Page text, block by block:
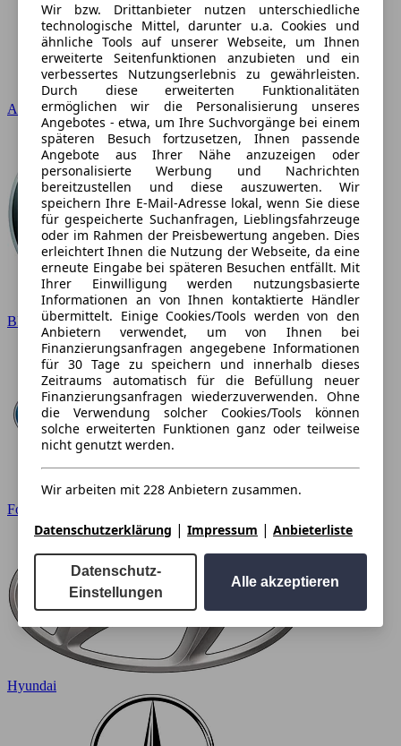
Audi
BMW
Ford
Hyundai
Wir bzw. Drittanbieter nutzen unterschiedliche
technologische Mittel, darunter u.a. Cookies und
ähnliche Tools auf unserer Webseite, um Ihnen
erweiterte Seitenfunktionen anzubieten und ein
verbessertes Nutzungserlebnis zu gewährleisten.
Durch diese erweiterten Funktionalitäten
ermöglichen wir die Personalisierung unseres
Angebotes - etwa, um Ihre Suchvorgänge bei einem
späteren Besuch fortzusetzen, Ihnen passende
Angebote aus Ihrer Nähe anzuzeigen oder
personalisierte Werbung und Nachrichten
bereitzustellen und diese auszuwerten. Wir
speichern Ihre E-Mail-Adresse lokal, wenn Sie diese
für gespeicherte Suchanfragen, Lieblingsfahrzeuge
oder im Rahmen der Preisbewertung angeben. Dies
erleichtert Ihnen die Nutzung der Webseite, da eine
erneute Eingabe bei späteren Besuchen entfällt. Mit
Ihrer Einwilligung werden nutzungsbasierte
Informationen an von Ihnen kontaktierte Händler
übermittelt. Einige Cookies/Tools werden von den
Anbietern verwendet, um von Ihnen bei
Finanzierungsanfragen angegebene Informationen
für 30 Tage zu speichern und innerhalb dieses
Zeitraums automatisch für die Befüllung neuer
Finanzierungsanfragen wiederzuverwenden. Ohne
die Verwendung solcher Cookies/Tools können
solche erweiterten Funktionen ganz oder teilweise
nicht genutzt werden.
Wir arbeiten mit 228 Anbietern zusammen.
Datenschutzerklärung | Impressum | Anbieterliste
Datenschutz-
Einstellungen
Alle akzeptieren